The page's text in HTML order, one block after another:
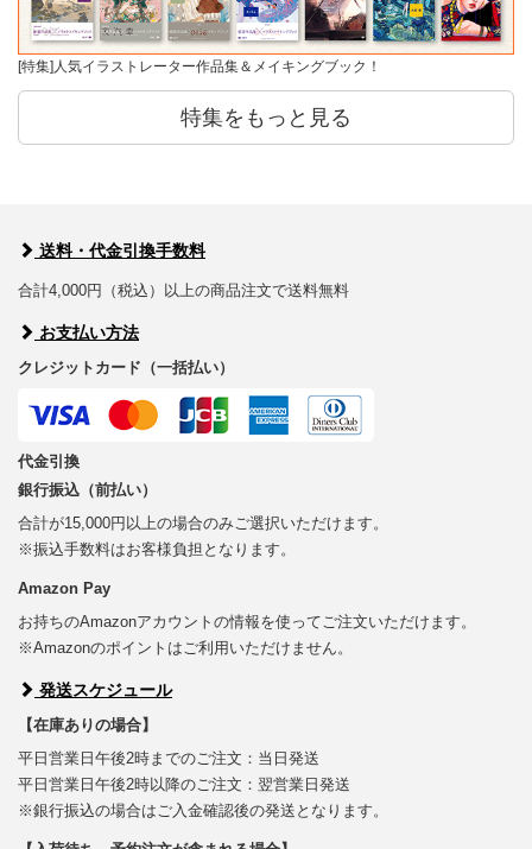
[特集]人気イラストレーター作品集＆メイキングブック！
特集をもっと見る
送料・代金引換手数料
合計4,000円（税込）以上の商品注文で送料無料
お支払い方法
クレジットカード（一括払い）
代金引換
銀行振込（前払い）
合計が15,000円以上の場合のみご選択いただけます。
※振込手数料はお客様負担となります。
Amazon Pay
お持ちのAmazonアカウントの情報を使ってご注文いただけます。
※Amazonのポイントはご利用いただけません。
発送スケジュール
【在庫ありの場合】
平日営業日午後2時までのご注文：当日発送
平日営業日午後2時以降のご注文：翌営業日発送
※銀行振込の場合はご入金確認後の発送となります。